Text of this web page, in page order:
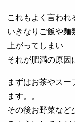
これもよく言われ
いきなりご飯や麺
上がってしまい
それが肥満の原因
まずはお茶やスー
ます。。
その後お野菜など